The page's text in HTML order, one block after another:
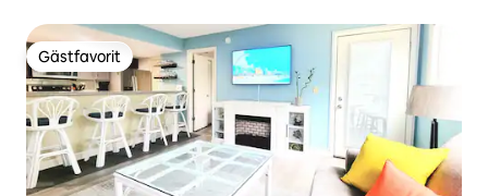
Gästfavorit
Gästfavorit